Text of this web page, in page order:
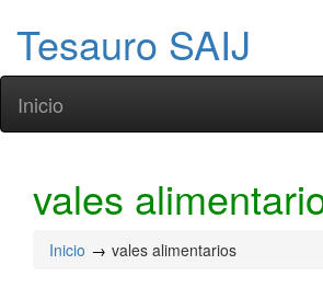
Tesauro SAIJ
Inicio
vales
Inicio vales alimentarios